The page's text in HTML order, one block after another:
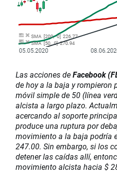
Las acciones deFacebook
de hoy a la baja y rompieron
móvil simple de 50 (línea
alcista a largo plazo.
acercando al soporte
produce una ruptura por
movimiento a la baja podría
247.00. Sin embargo, si los
detener las caídas allí,
movimiento alcista hacia $